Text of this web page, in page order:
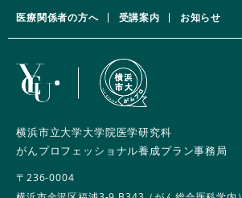
医療関係者の方へ 受講案内 お知らせ
横浜市立大学大学院医学研究科
がんプロフェッショナル養成プラン事務局
〒236-0004